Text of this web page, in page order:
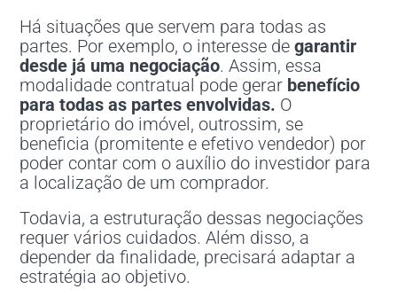
Há situações que servem para todas as
partes. Por exemplo, o interesse degarantir
desde já uma negociação. Assim, essa
modalidade contratual pode gerar benefício
para todas as partes envolvidas. O
proprietário do imóvel, outrossim, se
beneficia (promitente e efetivo vendedor) por
poder contar com o auxílio do investidor para
a localização de um comprador.
Todavia, a estruturação dessas negociações
requer vários cuidados. Além disso, a
depender da finalidade, precisará adaptar a
estratégia ao objetivo.